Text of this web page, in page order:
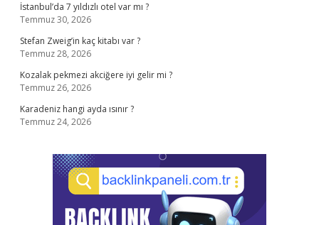
İstanbul’da 7 yıldızlı otel var mı ?
Temmuz 30, 2026
Stefan Zweig’in kaç kitabı var ?
Temmuz 28, 2026
Kozalak pekmezi akciğere iyi gelir mi ?
Temmuz 26, 2026
Karadeniz hangi ayda ısınır ?
Temmuz 24, 2026